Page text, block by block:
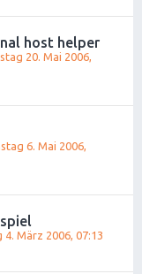
host helper
20. Mai 2006,
6. Mai 2006,
4. März 2006, 07:13